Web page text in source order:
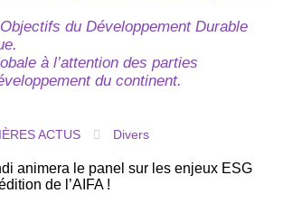
du Développement Durable
à l’attention des parties
du continent.
ACTUS Divers